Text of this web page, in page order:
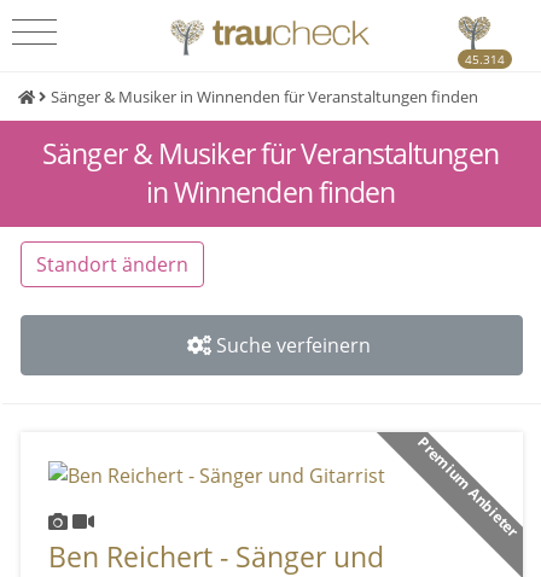
45.314
Sänger & Musiker in Winnenden für Veranstaltungen finden
Sänger & Musiker für Veranstaltungen
in Winnenden finden
Standort ändern
Suche verfeinern
Premium Anbieter
Ben Reichert - Sänger und